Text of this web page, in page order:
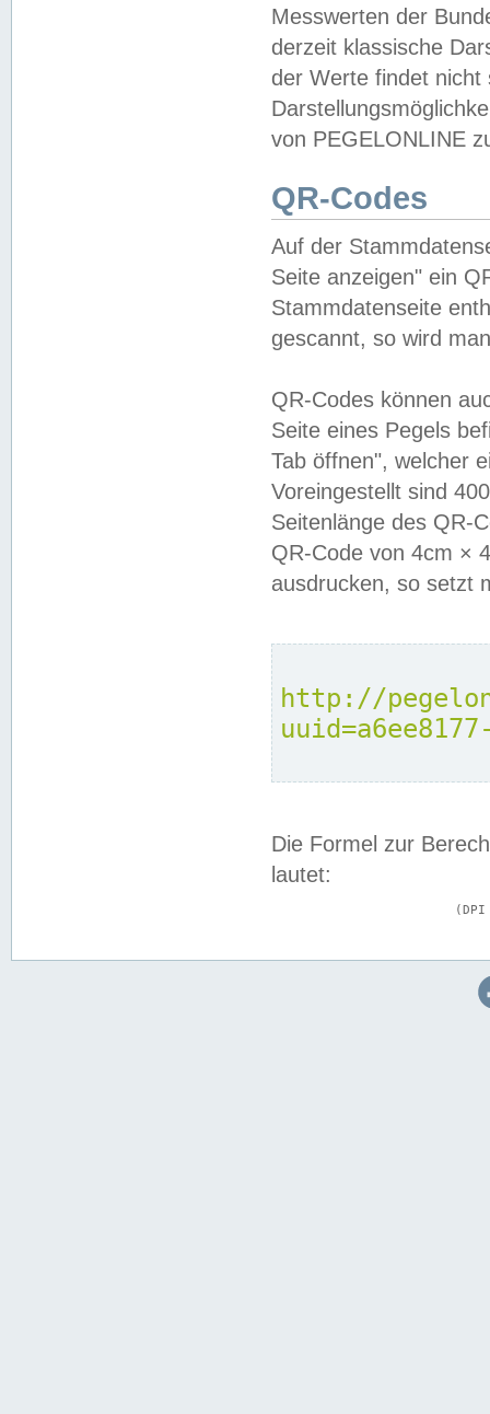
Messwerten der
derzeit klassische
der Werte findet
von PEGELONLINE
QR-Codes
Auf der
Seite anzeigen" ein
Stammdatenseite
gescannt, so wird
QR-Codes können
Seite eines Pegels
Tab öffnen", welcher
Voreingestellt sind
Seitenlänge des QR-
QR-Code von 4cm ×
ausdrucken, so setzt
http://
Die Formel zur
lautet: